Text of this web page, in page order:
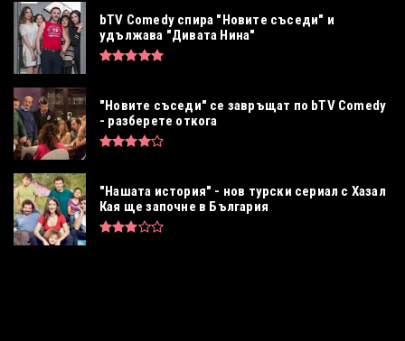
bTV Comedy спира "Новите съседи" и
удължава "Дивата Нина"
"Новите съседи" се завръщат по bTV Comedy
- разберете откога
"Нашата история" - нов турски сериал с Хазал
Кая ще започне в България